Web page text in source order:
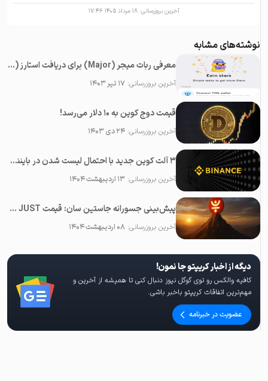
آخرین بروزرسانی:۱۸ مرداد ۱۴۰۵ ۱۷:۴۶
نوشته‌های مشابه
معرفی ربات میجر (Major) برای دریافت استارز (Stars) رایگان در تلگرام
آخرین بروزرسانی:۱۷ تیر ۱۴۰۳
قیمت دوج کوین به ۱۰ دلار می‌رسد!
آخرین بروزرسانی:۲۴ دی ۱۴۰۳
۳ آلت کوین جدید با احتمال لیست شدن در بایننس در ماه می ۲۰۲۵
آخرین بروزرسانی:۱۳ اردیبهشت ۱۴۰۴
پیش‌بینی جسورانه جاستین سان: قیمت JUST در آینده نزدیک ۱۰۰ برابر خواهد شد!
آخرین بروزرسانی:۰۸ اردیبهشت ۱۴۰۴
دیگه از اخبار کریپتو جا نمون!
کافیه والکس رو توی گوگل نیوز دنبال کنی تا همیشه از آخرین و
مهم‌ترین اتفاقات کریپتو باخبر باشی.
عضویت در خبرنامه